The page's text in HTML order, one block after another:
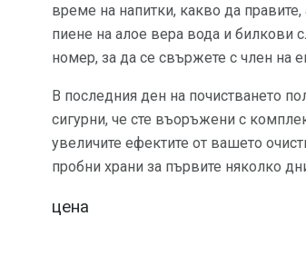
време на напитки, какво да
пиене на алое вера вода и билкови
номер, за да се свържете с член на
В последния ден на почистването
сигурни, че сте въоръжени с
увеличите ефектите от вашето
пробни храни за първите няколко
цена